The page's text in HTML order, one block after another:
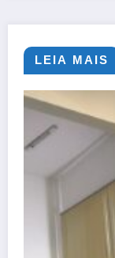
LEIA MAIS
BRASIL